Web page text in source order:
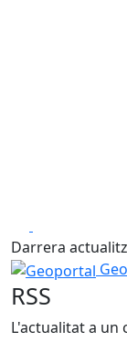
Darrera
Geoportal
RSS
L'actualitat a un